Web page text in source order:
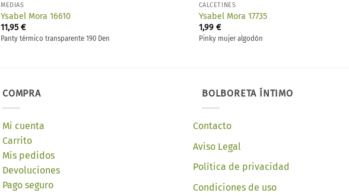
MEDIAS
Ysabel Mora 16610
11,95€
Panty térmico transparente 190 Den
CALCETINES
Ysabel Mora 17735
1,99 €
Pinky mujer algodón
COMPRA
Mi cuenta
Carrito
Mis pedidos
Devoluciones
Pago seguro
BOLBORETA ÍNTIMO
Contacto
Aviso Legal
Política de privacidad
Condiciones de uso